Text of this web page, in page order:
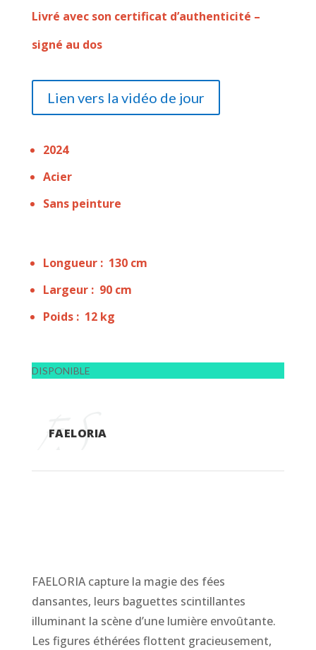
Livré avec son certificat d’authenticité –
signé au dos
Lien vers la vidéo de jour
2024
Acier
Sans peinture
Longueur : 130 cm
Largeur : 90 cm
Poids : 12 kg
DISPONIBLE
FAELORIA
FAELORIA capture la magie des fées
dansantes, leurs baguettes scintillantes
illuminant la scène d’une lumière envoûtante.
Les figures éthérées flottent gracieusement,